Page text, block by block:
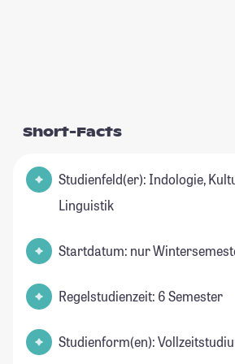
Short-Facts
Studienfeld(er): Indologie,
Linguistik
Startdatum: nur
Regelstudienzeit: 6 Semester
Studienform(en):